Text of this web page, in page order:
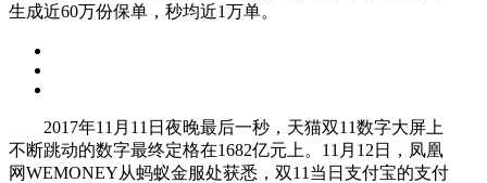
生成近60万份保单，秒均近1万单。
2017年11月11日夜晚最后一秒，天猫双11数字大屏上
不断跳动的数字最终定格在1682亿元上。11月12日，凤凰
网WEMONEY从蚂蚁金服处获悉，双11当日支付宝的支付